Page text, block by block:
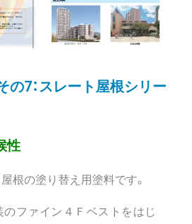
の7：スレート屋根シリー
性
根の塗り替え用塗料です。
ファイン４Ｆベストをはじ